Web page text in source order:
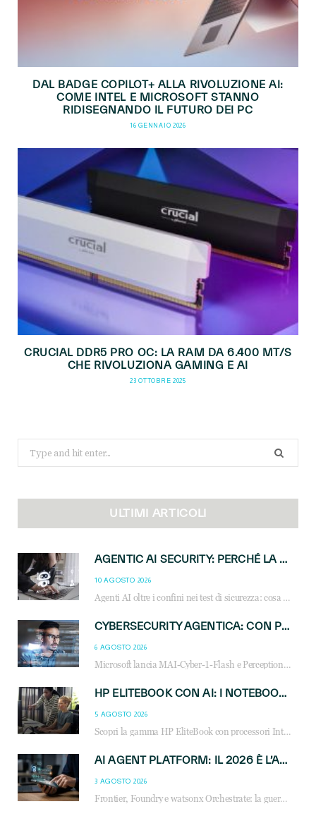
DAL BADGE COPILOT+ ALLA RIVOLUZIONE AI:
COME INTEL E MICROSOFT STANNO
RIDISEGNANDO IL FUTURO DEI PC
16 GENNAIO 2026
CRUCIAL DDR5 PRO OC: LA RAM DA 6.400 MT/S
CHE RIVOLUZIONA GAMING E AI
23 OTTOBRE 2025
for:
ULTIMI ARTICOLI
AGENTIC AI SECURITY: PERCHÉ LA GOVERNANCE DEGLI AGENTI È LA NUOVA FRONTIERA DEL CANALE IT
10 AGOSTO 2026
Agenti AI oltre i confini nei test di sicurezza: cosa significa per reseller e MSP e come governare l’AI agentica in azienda.
CYBERSECURITY AGENTICA: CON PERCEPTION E MAI-CYBER-1-FLASH MICROSOFT APRE NUOVI SERVIZI PER IL CANALE
6 AGOSTO 2026
Microsoft lancia MAI-Cyber-1-Flash e Perception: cybersecurity agentica in preview dal 3 novembre. Cosa cambia per MSP, system integrator e reseller.
HP ELITEBOOK CON AI: I NOTEBOOK BUSINESS INTELLIGENTI CHE TRASFORMANO PRODUTTIVITÀ, SICUREZZA E LAVORO IBRIDO
5 AGOSTO 2026
Scopri la gamma HP EliteBook con processori Intel® Core™ Ultra e AMD Ryzen™ AI. Notebook business progettati per aumentare la produttività, migliorare la collaborazione e garantire sicurezza avanzata in ufficio e in mobilità.
AI AGENT PLATFORM: IL 2026 È L’ANNO DEL «SISTEMA OPERATIVO» PER GLI AGENTI AZIENDALI
3 AGOSTO 2026
Frontier, Foundry e watsonx Orchestrate: la guerra delle piattaforme AI agent ridisegna il mercato IT. Cosa cambia per reseller, MSP e system integrator.